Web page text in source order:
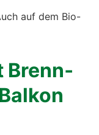
Brenn­